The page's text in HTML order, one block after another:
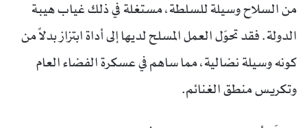
من السلاح وسيلة للسلطة، مستغلة في ذلك غياب هيبة
الدولة. فقد تحوّل العمل المسلح لديها إلى أداة ابتزاز بدلاً من
كونه وسيلة نضالية، مما ساهم في عسكرة الفضاء العام
وتكريس منطق الغنائم.